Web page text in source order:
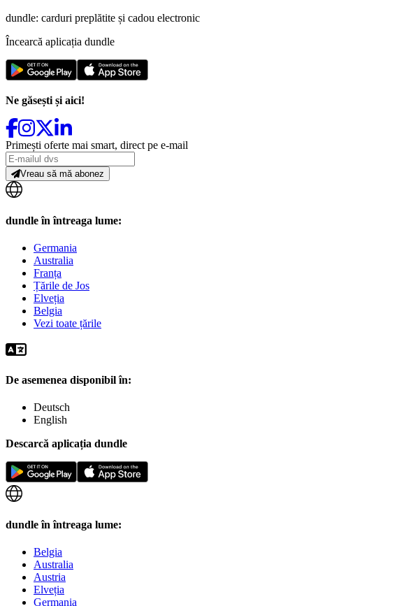
dundle: carduri preplătite și cadou electronic
Încearcă aplicația dundle
Ne găsești și aici!
Primești oferte mai smart, direct pe e-mail
Vreau să mă abonez
dundle în întreaga lume:
Germania
Australia
Franța
Țările de Jos
Elveția
Belgia
Vezi toate țările
De asemenea disponibil în:
Deutsch
English
Descarcă aplicația dundle
dundle în întreaga lume:
Belgia
Australia
Austria
Elveția
Germania